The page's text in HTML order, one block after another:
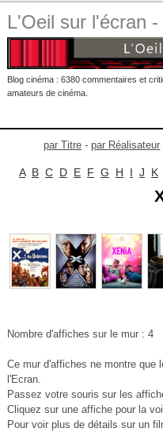
L'Oeil sur l'écran -
Blog cinéma : 6380 commentaires et
amateurs de cinéma.
par Titre -par Réalisateur
A B C D E F G H I J K
Nombre d'affiches sur le mur : 4
Ce mur d'affiches ne montre que
l'Ecran.
Passez votre souris sur les
Cliquez sur une affiche pour la
Pour voir plus de détails sur un